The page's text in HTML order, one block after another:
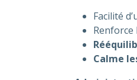
Facilité
Calme